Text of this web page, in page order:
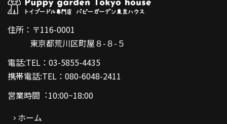
住所：〒116-0001
東京都荒川区町屋８-８-５
電話:TEL：03-5855-4435
携帯電話:TEL：080-6048-2411
営業時間︓10:00~18:00
ホーム